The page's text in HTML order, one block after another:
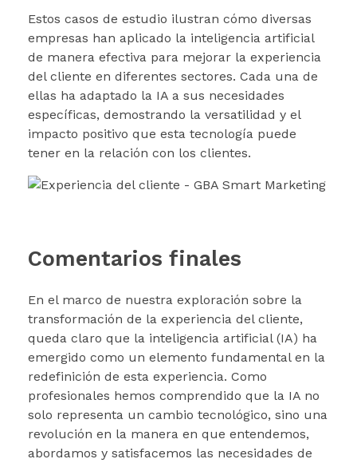
Estos casos de estudio ilustran cómo diversas
empresas han aplicado la inteligencia artificial
de manera efectiva para mejorar la experiencia
del cliente en diferentes sectores. Cada una de
ellas ha adaptado la IA a sus necesidades
específicas, demostrando la versatilidad y el
impacto positivo que esta tecnología puede
tener en la relación con los clientes.
Comentarios finales
En el marco de nuestra exploración sobre la
transformación de la experiencia del cliente,
queda claro que la inteligencia artificial (IA) ha
emergido como un elemento fundamental en la
redefinición de esta experiencia. Como
profesionales hemos comprendido que la IA no
solo representa un cambio tecnológico, sino una
revolución en la manera en que entendemos,
abordamos y satisfacemos las necesidades de